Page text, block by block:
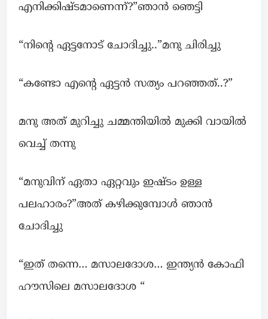
എനിക്കിഷ്ടമാണെന്ന്?”ഞാൻ ഞെട്ടി
“നിന്റെ ഏട്ടനോട് ചോദിച്ചു..”മനു ചിരിച്ചു
“കണ്ടോ എന്റെ ഏട്ടൻ സത്യം പറഞ്ഞത്..?”
മനു അത് മുറിച്ചു ചമ്മന്തിയിൽ മുക്കി വായിൽ
വെച്ച് തന്നു
“മനുവിന് ഏതാ ഏറ്റവും ഇഷ്ടം ഉള്ള
പലഹാരം?”അത് കഴിക്കുമ്പോൾ ഞാൻ
ചോദിച്ചു
“ഇത് തന്നെ… മസാലദോശ… ഇന്ത്യൻ കോഫി
ഹൗസിലെ മസാലദോശ “